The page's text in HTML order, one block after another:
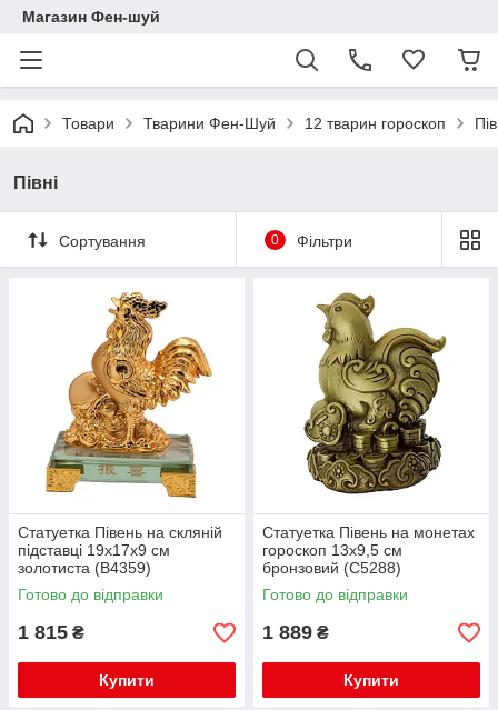
Магазин Фен-шуй
Товари Тварини Фен-Шуй 12 тварин гороскоп
Півні
Сортування 0 Фільтри
Статуетка Півень на скляній
підставці 19х17х9 см
золотиста (В4359)
Готово до відправки
1 815 ₴
Купити
Статуетка Півень на монетах
гороскоп 13х9,5 см
бронзовий (С5288)
Готово до відправки
1 889 ₴
Купити